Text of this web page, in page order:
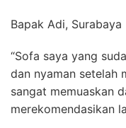
Bapak Adi, Surabaya
“Sofa saya yang
dan nyaman setelah
sangat memuaskan
merekomendasikan